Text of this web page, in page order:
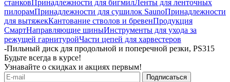
станковПринадлежности для бигмилЛенты для ленточных
пилорамПринадлежности для сушилок SaunoПринадлежности
для вытяжекКантование стволов и бревенПродукция
СмартНаправляющие шиныИнструменты для ухода за
режущей гарнитуройЧасти цепей для харвестеров
-Пильный диск для продольной и поперечной резки, PS315
Будьте всегда в курсе!
Узнавайте о скидках и акциях первым!